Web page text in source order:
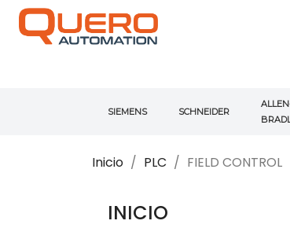
SIEMENS SCHNEIDER
Inicio PLC FIELD CONTROL
INICIO